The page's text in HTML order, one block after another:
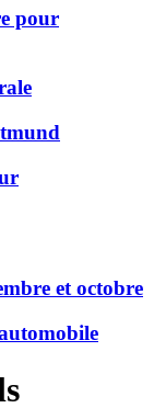
pour
et octobre